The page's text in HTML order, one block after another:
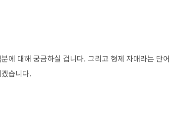
에 대해 궁금하실 겁니다. 그리고 형제 자매라는 단어
습니다.